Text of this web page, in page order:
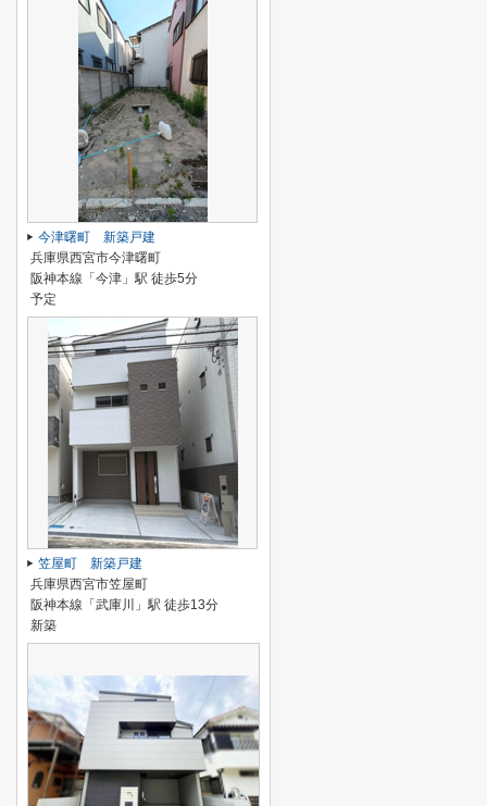
今津曙町 新築戸建
兵庫県西宮市今津曙町
阪神本線「今津」駅 徒歩5分
予定
笠屋町 新築戸建
兵庫県西宮市笠屋町
阪神本線「武庫川」駅 徒歩13分
新築